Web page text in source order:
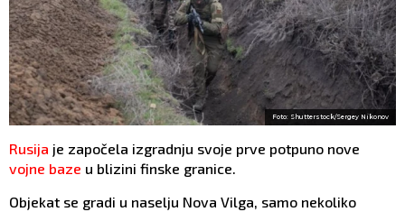
Foto: Shutterstock/Sergey Nikonov
Rusija je započela izgradnju svoje prve potpuno nove
vojne baze u blizini finske granice.
Objekat se gradi u naselju Nova Vilga, samo nekoliko